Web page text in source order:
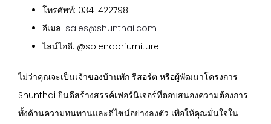
โทรศัพท์: 034-422798
อีเมล: sales@shunthai.com
ไลน์ไอดี: @splendorfurniture
ไม่ว่าคุณจะเป็นเจ้าของบ้านพัก รีสอร์ต หรือผู้พัฒนาโครงการ
Shunthai ยินดีสร้างสรรค์เฟอร์นิเจอร์ที่ตอบสนองความต้องการ
ทั้งด้านความทนทานและดีไซน์อย่างลงตัว เพื่อให้คุณมั่นใจใน